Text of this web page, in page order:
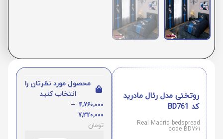
روتختی مدل رئال مادرید
کد BD761
Real Madrid bedspread
code BD761
محصول مورد نظرتان را
انتخاب کنید
4,760,000
–
7,320,000
تومان